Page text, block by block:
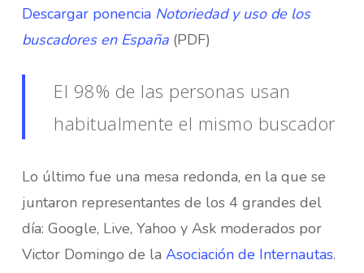
Descargar ponencia Notoriedad y uso de los
buscadores en España(PDF)
El 98% de las personas usan
habitualmente el mismo buscador
Lo último fue una mesa redonda, en la que se
juntaron representantes de los 4 grandes del
día: Google, Live, Yahoo y Ask moderados por
Victor Domingo de la Asociación de Internautas.